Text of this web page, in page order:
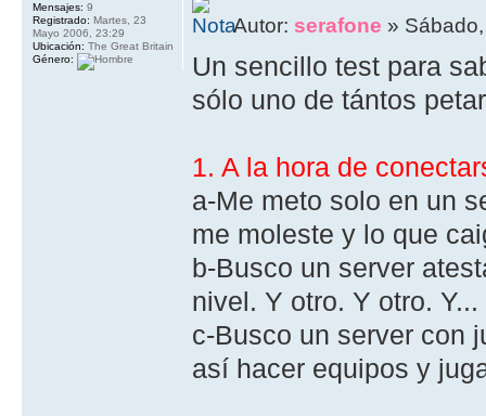
Autor: serafone »
Un sencillo test para
sólo uno de tántos
1. A la hora de
a-Me meto solo en un
me moleste y lo que
b-Busco un server
nivel. Y otro. Y otro. Y...
c-Busco un server con
así hacer equipos y
Mensajes: 9
Registrado: Martes, 23
Mayo 2006, 23:29
Ubicación: The Great Britain
Género: